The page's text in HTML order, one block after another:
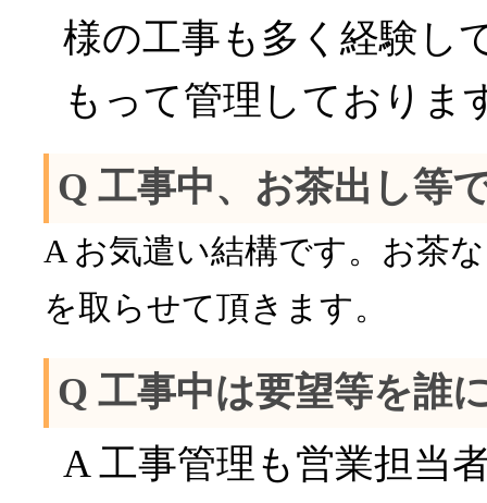
様の工事も多く経験し
もって管理しておりま
Q 工事中、お茶出し等
A お気遣い結構です。お茶
を取らせて頂きます。
Q 工事中は要望等を誰
A 工事管理も営業担当